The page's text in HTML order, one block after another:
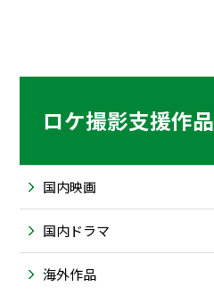
ロケ撮影支援作品
国内映画
国内ドラマ
海外作品